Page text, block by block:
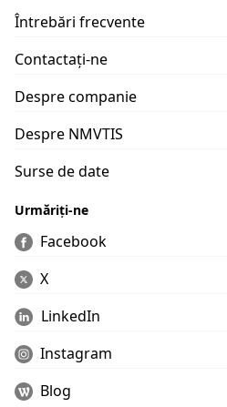
Întrebări frecvente
Contactați-ne
Despre companie
Despre NMVTIS
Surse de date
Urmăriți-ne
Facebook
X
LinkedIn
Instagram
Blog